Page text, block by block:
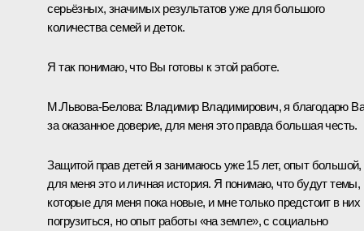
серьёзных, значимых результатов уже для большого
количества семей и деток.
Я так понимаю, что Вы готовы к этой работе.
М.Львова-Белова: Владимир Владимирович, я благодарю
за оказанное доверие, для меня это правда большая честь.
Защитой прав детей я занимаюсь уже 15 лет, опыт большой,
для меня это и личная история. Я понимаю, что будут темы,
которые для меня пока новые, и мне только предстоит в них
погрузиться, но опыт работы «на земле», с социально